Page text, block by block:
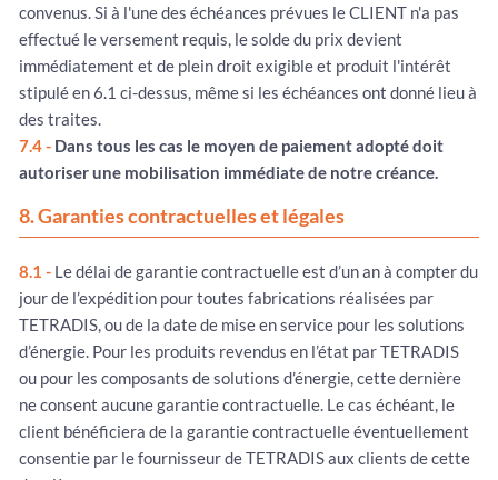
convenus. Si à l'une des échéances prévues le CLIENT n'a pas
effectué le versement requis, le solde du prix devient
immédiatement et de plein droit exigible et produit l'intérêt
stipulé en 6.1 ci-dessus, même si les échéances ont donné lieu à
des traites.
7.4 - Dans tous les cas le moyen de paiement adopté doit
autoriser une mobilisation immédiate de notre créance.
8. Garanties contractuelles et légales
8.1 - Le délai de garantie contractuelle est d’un an à compter du
jour de l’expédition pour toutes fabrications réalisées par
TETRADIS, ou de la date de mise en service pour les solutions
d’énergie. Pour les produits revendus en l’état par TETRADIS
ou pour les composants de solutions d’énergie, cette dernière
ne consent aucune garantie contractuelle. Le cas échéant, le
client bénéficiera de la garantie contractuelle éventuellement
consentie par le fournisseur de TETRADIS aux clients de cette